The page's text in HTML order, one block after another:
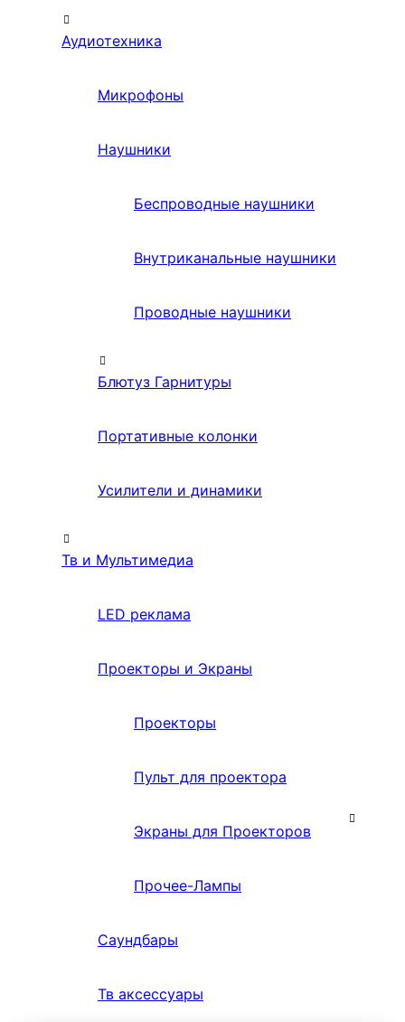
Аудиотехника
Микрофоны
Наушники
Беспроводные наушники
Внутриканальные наушники
Проводные наушники
Блютуз Гарнитуры
Портативные колонки
Усилители и динамики
Тв и Мультимедиа
LED реклама
Проекторы и Экраны
Проекторы
Пульт для проектора
Экраны для Проекторов
Прочее-Лампы
Саундбары
Тв аксессуары